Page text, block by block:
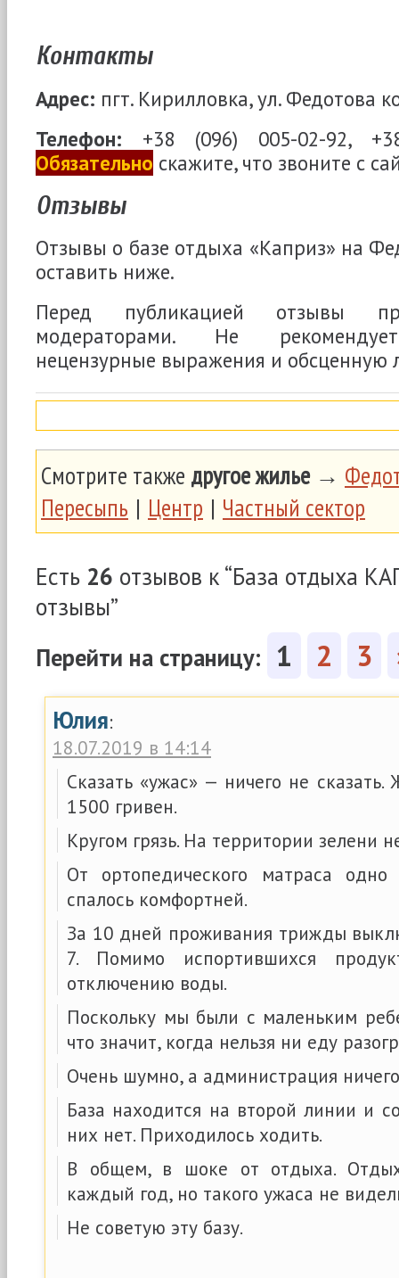
Контакты
Адрес: пгт. Кирилловка, ул. Федотова
Телефон: +38 (096) 005-02-92,
Обязательно скажите, что звоните с
Отзывы
Отзывы о базе отдыха «Каприз» на
оставить ниже.
Перед публикацией отзывы
модераторами. Не
нецензурные выражения и обсценную
Смотрите также другое жилье→
Пересыпь | Центр | Частный сектор
Есть 26 отзывов к “База отдыха
отзывы”
Перейти на страницу: 1 2 3
Юлия:
18.07.2019 в 14:14
Сказать «ужас» — ничего не
1500 гривен.
Кругом грязь. На территории зелени
От ортопедического матраса
спалось комфортней.
За 10 дней проживания трижды
7. Помимо испортившихся
отключению воды.
Поскольку мы были с маленьким
что значит, когда нельзя ни еду
Очень шумно, а администрация
База находится на второй линии и
них нет. Приходилось ходить.
В общем, в шоке от отдыха.
каждый год, но такого ужаса не
Не советую эту базу.